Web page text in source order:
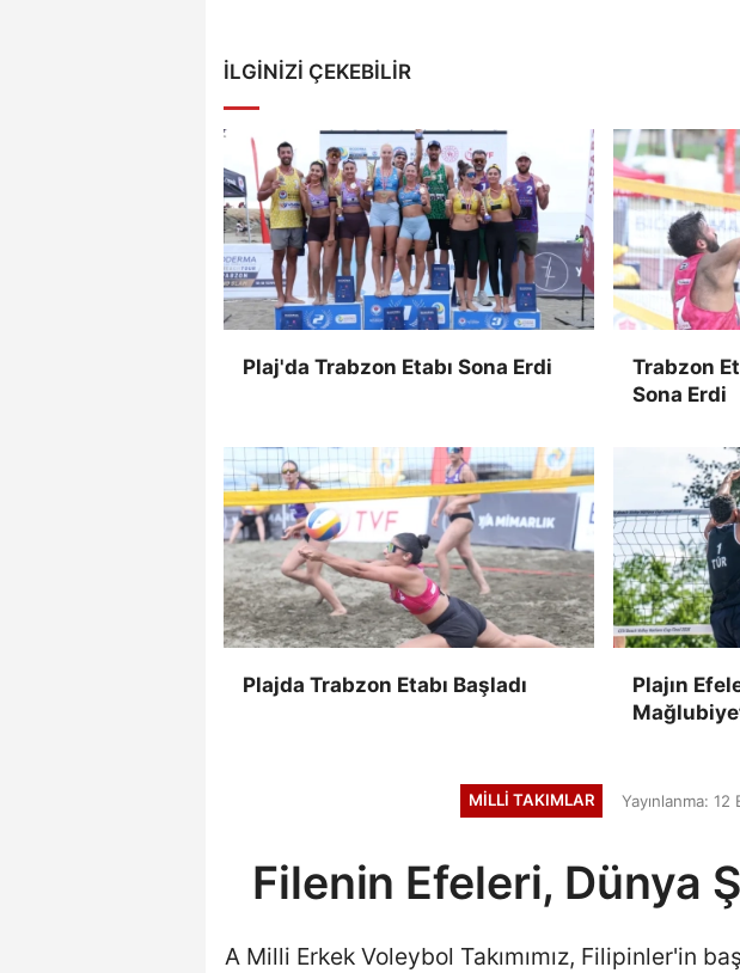
İLGINIZI ÇEKEBILIR
Plaj'da Trabzon Etabı Sona Erdi
Trabzon
Sona Erdi
Plajda Trabzon Etabı Başladı
Plajın
MILLI TAKIMLAR Yayınlanma:
Filenin Efeleri, Dünya
A Milli Erkek Voleybol Takımımız, Filipinler'in